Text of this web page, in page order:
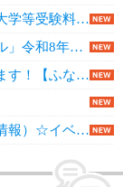
支援金」に関す...
8月3日発行
者情報メール】
ントのご案内☆